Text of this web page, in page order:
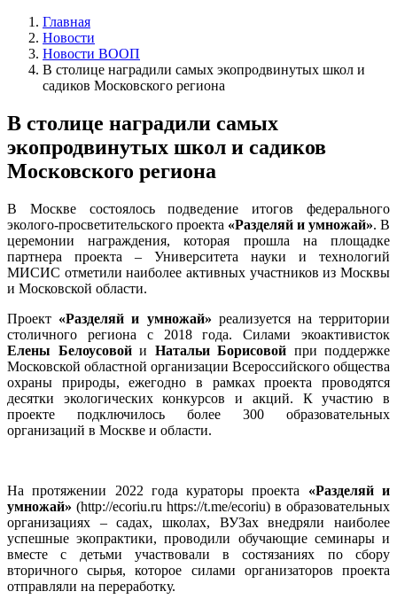
Главная
Новости
Новости ВООП
В столице наградили самых экопродвинутых школ и
садиков Московского региона
В столице наградили самых
экопродвинутых школ и садиков
Московского региона
В Москве состоялось подведение итогов федерального
эколого-просветительского проекта «Разделяй и умножай». В
церемонии награждения, которая прошла на площадке
партнера проекта – Университета науки и технологий
МИСИС отметили наиболее активных участников из Москвы
и Московской области.
Проект «Разделяй и умножай» реализуется на территории
столичного региона с 2018 года. Силами экоактивисток
Елены Белоусовойи Натальи Борисовой при поддержке
Московской областной организации Всероссийского общества
охраны природы, ежегодно в рамках проекта проводятся
десятки экологических конкурсов и акций. К участию в
проекте подключилось более 300 образовательных
организаций в Москве и области.
На протяжении 2022 года кураторы проекта «Разделяй и
умножай» (http://ecoriu.ru https://t.me/ecoriu) в образовательных
организациях – садах, школах, ВУЗах внедряли наиболее
успешные экопрактики, проводили обучающие семинары и
вместе с детьми участвовали в состязаниях по сбору
вторичного сырья, которое силами организаторов проекта
отправляли на переработку.